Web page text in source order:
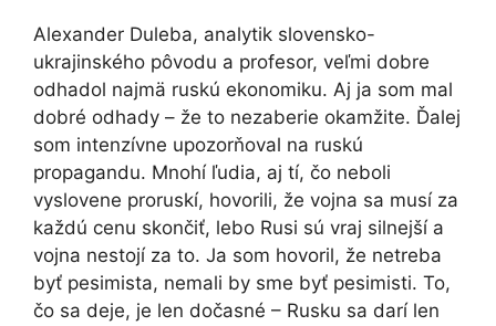
Alexander Duleba, analytik slovensko-
ukrajinského pôvodu a profesor, veľmi dobre
odhadol najmä ruskú ekonomiku. Aj ja som mal
dobré odhady – že to nezaberie okamžite. Ďalej
som intenzívne upozorňoval na ruskú
propagandu. Mnohí ľudia, aj tí, čo neboli
vyslovene proruskí, hovorili, že vojna sa musí za
každú cenu skončiť, lebo Rusi sú vraj silnejší a
vojna nestojí za to. Ja som hovoril, že netreba
byť pesimista, nemali by sme byť pesimisti. To,
čo sa deje, je len dočasné – Rusku sa darí len